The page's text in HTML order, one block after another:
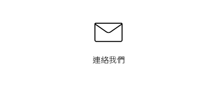
連絡我們